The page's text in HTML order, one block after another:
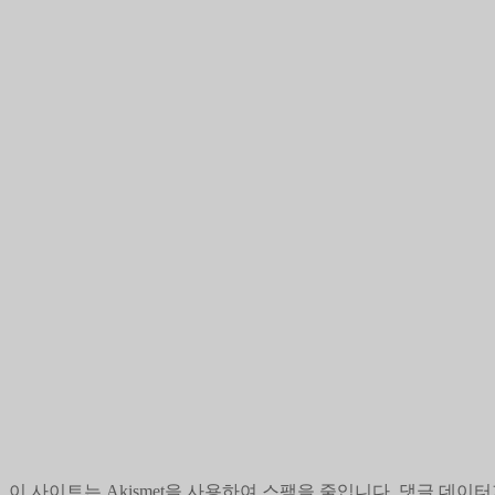
이 사이트는 Akismet을 사용하여 스팸을 줄입니다. 댓글 데이